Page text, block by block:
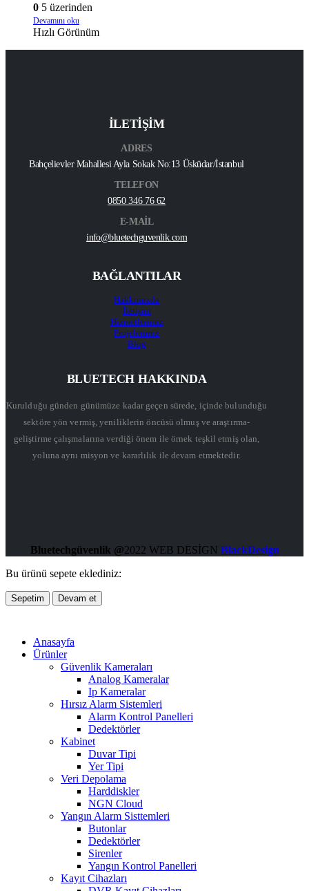
0 5 üzerinden
Devamını oku
Hızlı Görünüm
İLETİŞİM
ADRES
Bahçelievler Mahallesi Ayla Sokak No:13 Üsküdar/İstanbul
TELEFON
0850 346 76 62
E-MAİL
info@bluetechguvenlik.com
BAĞLANTILAR
Hakkımızda
İletişim
Hizmetlerimiz
Projelerimiz
Blog
BLUETECH HAKKINDA
Kurulduğu günden günümüze kadar geçen sürede, içinde bulunduğu
sektöre yön vermiş, yeniliklerin öncüsü olmuş ve araştırma-
geliştirme çalışmalarına verdiği önem ile örnek teşkil etmiş olan,
yoluna aynı misyon ve kararlılık ile devam etmektedir.
Bluetechgüvenlik @2022 WEB DESİGN BlackDesign
Bu ürünü sepete eklediniz:
Sepetim Devam et
Anasayfa
Ürünler
Güvenlik Kameraları
Analog Kameralar
Ip Kameralar
Hırsız Alarm Sistemleri
Alarm Kontrol Panelleri
Dedektörler
Kabinet
Duvar Tipi
Yer Tipi
Veri Depolama
Harddiskler
NGN Cloud
Yangın Alarm Sisttemleri
Butonlar
Dedektörler
Sirenler
Yangın Kontrol Panelleri
Kayıt Cihazları